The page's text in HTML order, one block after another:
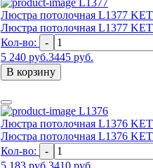
L1377
Люстра потолочная L1377
Люстра потолочная L1377
Кол-во:
-
5 240 руб.3445 руб.
В корзину
L1376
Люстра потолочная L1376
Люстра потолочная L1376
Кол-во:
-